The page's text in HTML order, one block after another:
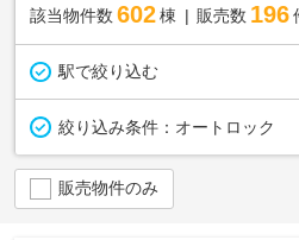
該当物件数 602棟 販売数 196
駅で絞り込む
絞り込み条件： オートロック
販売物件のみ